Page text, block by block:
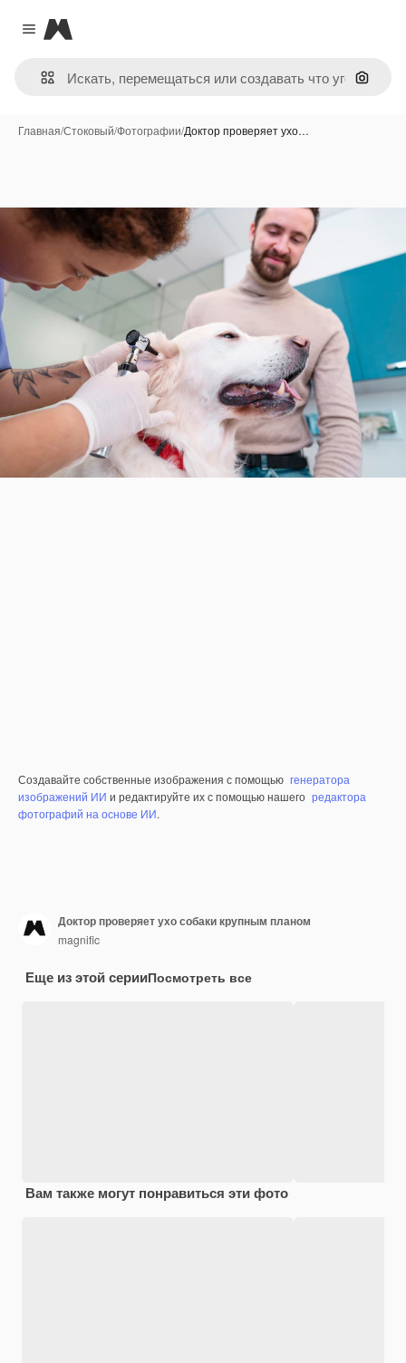
Close menu
Magnific
Поиск
Главная/Стоковый/Фотографии/Доктор проверяет ухо…
Создавайте собственные изображения с помощью генератора
изображений ИИ и редактируйте их с помощью нашего редактора
фотографий на основе ИИ.
Доктор проверяет ухо собаки крупным планом
magnific
Еще из этой серииПосмотреть все
Вам также могут понравиться эти фото